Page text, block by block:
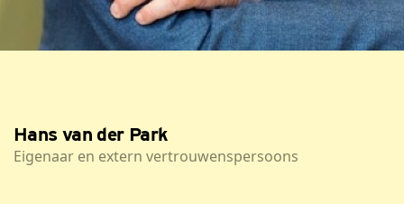
Hans van der Park
Eigenaar en extern vertrouwenspersoons